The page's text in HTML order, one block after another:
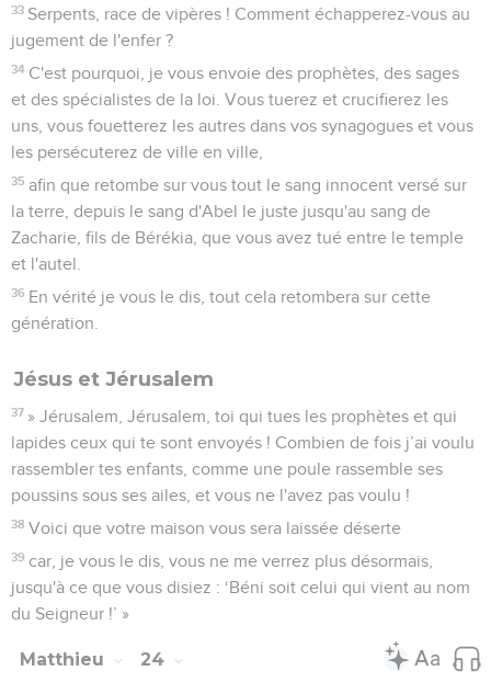
33 Serpents, race de vipères ! Comment échapperez-vous au
jugement de l'enfer ?
34 C'est pourquoi, je vous envoie des prophètes, des sages
et des spécialistes de la loi. Vous tuerez et crucifierez les
uns, vous fouetterez les autres dans vos synagogues et vous
les persécuterez de ville en ville,
35 afin que retombe sur vous tout le sang innocent versé sur
la terre, depuis le sang d'Abel le juste jusqu'au sang de
Zacharie, fils de Bérékia, que vous avez tué entre le temple
et l'autel.
36 En vérité je vous le dis, tout cela retombera sur cette
génération.
Jésus et Jérusalem
37 » Jérusalem, Jérusalem, toi qui tues les prophètes et qui
lapides ceux qui te sont envoyés ! Combien de fois j’ai voulu
rassembler tes enfants, comme une poule rassemble ses
poussins sous ses ailes, et vous ne l'avez pas voulu !
38 Voici que votre maison vous sera laissée déserte
39 car, je vous le dis, vous ne me verrez plus désormais,
jusqu'à ce que vous disiez : ‘Béni soit celui qui vient au nom
du Seigneur !’ »
Matthieu 24